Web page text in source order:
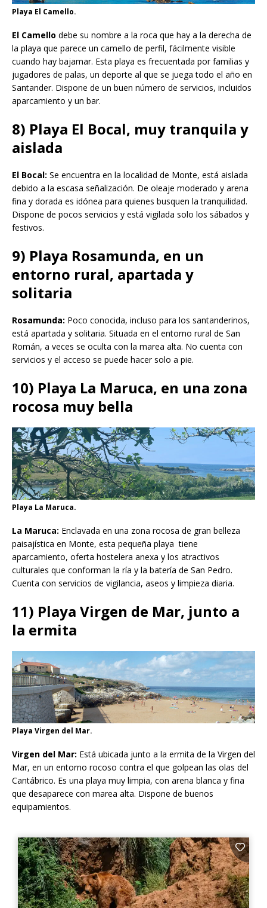
Playa El Camello.
El Camello debe su nombre a la roca que hay a la derecha de
la playa que parece un camello de perfil, fácilmente visible
cuando hay bajamar. Esta playa es frecuentada por familias y
jugadores de palas, un deporte al que se juega todo el año en
Santander. Dispone de un buen número de servicios, incluidos
aparcamiento y un bar.
8) Playa El Bocal, muy tranquila y
aislada
El Bocal: Se encuentra en la localidad de Monte, está aislada
debido a la escasa señalización. De oleaje moderado y arena
fina y dorada es idónea para quienes busquen la tranquilidad.
Dispone de pocos servicios y está vigilada solo los sábados y
festivos.
9) Playa Rosamunda, en un
entorno rural, apartada y
solitaria
Rosamunda: Poco conocida, incluso para los santanderinos,
está apartada y solitaria. Situada en el entorno rural de San
Román, a veces se oculta con la marea alta. No cuenta con
servicios y el acceso se puede hacer solo a pie.
10) Playa La Maruca, en una zona
rocosa muy bella
Playa La Maruca.
La Maruca: Enclavada en una zona rocosa de gran belleza
paisajística en Monte, esta pequeña playa tiene
aparcamiento, oferta hostelera anexa y los atractivos
culturales que conforman la ría y la batería de San Pedro.
Cuenta con servicios de vigilancia, aseos y limpieza diaria.
11) Playa Virgen de Mar, junto a
la ermita
Playa Virgen del Mar.
Virgen del Mar: Está ubicada junto a la ermita de la Virgen del
Mar, en un entorno rocoso contra el que golpean las olas del
Cantábrico. Es una playa muy limpia, con arena blanca y fina
que desaparece con marea alta. Dispone de buenos
equipamientos.